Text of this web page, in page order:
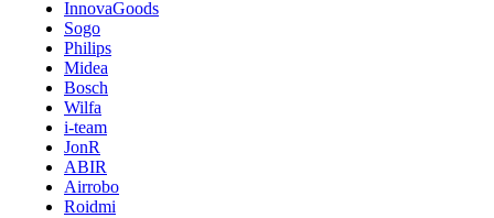
InnovaGoods
Sogo
Philips
Midea
Bosch
Wilfa
i-team
JonR
ABIR
Airrobo
Roidmi